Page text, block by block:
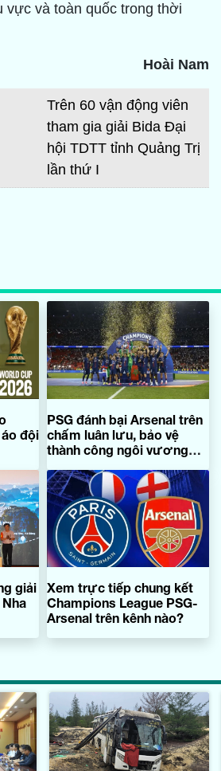
vực và toàn quốc trong thời
Hoài Nam
Trên 60 vận động viên
tham gia giải Bida Đại
hội TDTT tỉnh Quảng Trị
lần thứ I
đội
PSG đánh bại Arsenal trên
chấm luân lưu, bảo vệ
thành công ngôi vương
giải
Xem trực tiếp chung kết
Champions League PSG-
Arsenal trên kênh nào?